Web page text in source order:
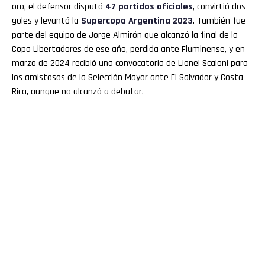
oro, el defensor disputó 47 partidos oficiales, convirtió dos
goles y levantó la Supercopa Argentina 2023. También fue
parte del equipo de Jorge Almirón que alcanzó la final de la
Copa Libertadores de ese año, perdida ante Fluminense, y en
marzo de 2024 recibió una convocatoria de Lionel Scaloni para
los amistosos de la Selección Mayor ante El Salvador y Costa
Rica, aunque no alcanzó a debutar.